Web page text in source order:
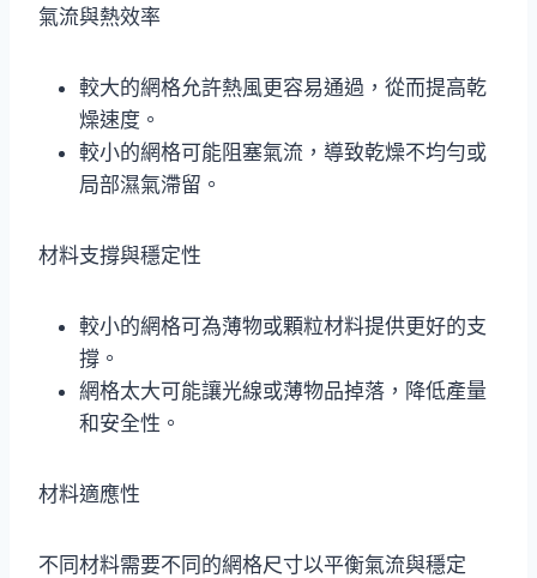
氣流與熱效率
較大的網格允許熱風更容易通過，從而提高乾
燥速度。
較小的網格可能阻塞氣流，導致乾燥不均勻或
局部濕氣滯留。
材料支撐與穩定性
較小的網格可為薄物或顆粒材料提供更好的支
撐。
網格太大可能讓光線或薄物品掉落，降低產量
和安全性。
材料適應性
不同材料需要不同的網格尺寸以平衡氣流與穩定